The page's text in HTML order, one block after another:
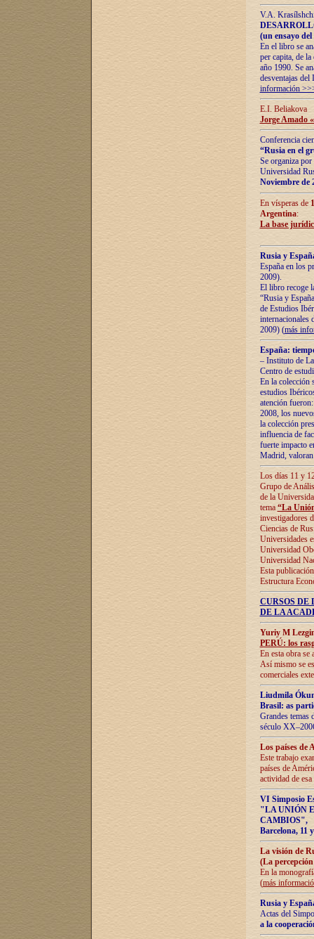
V.A.
(un ensayo
En el libro se
per capita, de
año 1990. Se
desventajas
información
E.I. Beliakova
Jorge Amado
Conferencia
“Rusia en el
Se organiza
Universidad
Noviembre de
En vísperas de
Argentina:
La base
Rusia y
España en los
2009).
El libro recoge
“Rusia y
de Estudios
internacionales
2009) (más
España:
– Instituto de
Centro de
En la colección
estudios
atención
2008, los
la colección
influencia de
fuerte impacto
Madrid,
Los días 11 y
Grupo de
de la
tema “La
investigadores
Ciencias de
Universidades
Universidad
Universidad
Esta
Estructura
CURSOS
DE LA
Yuriy M
PERÚ: los
En esta obra se
Así mismo se
comerciales
Liudmila
Brasil: as
Grandes temas
século
Los países de
Este trabajo
países de
actividad de
VI Simposio
"LA UNIÓN
CAMBIOS",
Barcelona, 11
La visión de
(La
En la
(más
Rusia y
Actas del
a la